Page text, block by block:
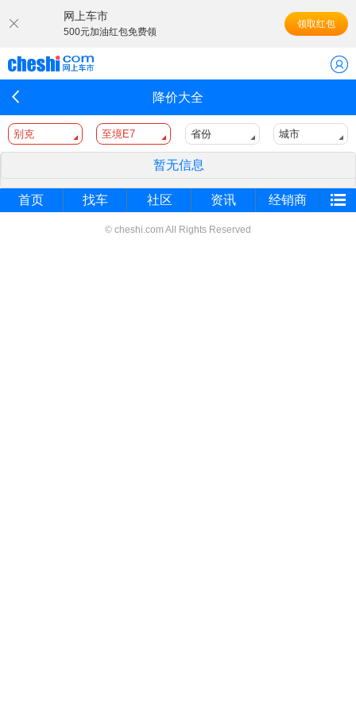
网上车市
500元加油红包免费领
领取红包
降价大全
别克 至境E7 省份 城市
暂无信息
首页 找车 社区 资讯 经销商
© cheshi.com All Rights Reserved